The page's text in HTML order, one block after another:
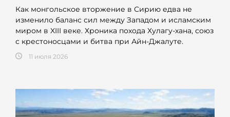
Как монгольское вторжение в Сирию едва не
изменило баланс сил между Западом и исламским
миром в XIII веке. Хроника похода Хулагу-хана, союз
с крестоносцами и битва при Айн-Джалуте.
11 июля 2026